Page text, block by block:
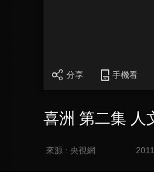
分享 手機看
喜洲 第二集 人
來源 : 央視網